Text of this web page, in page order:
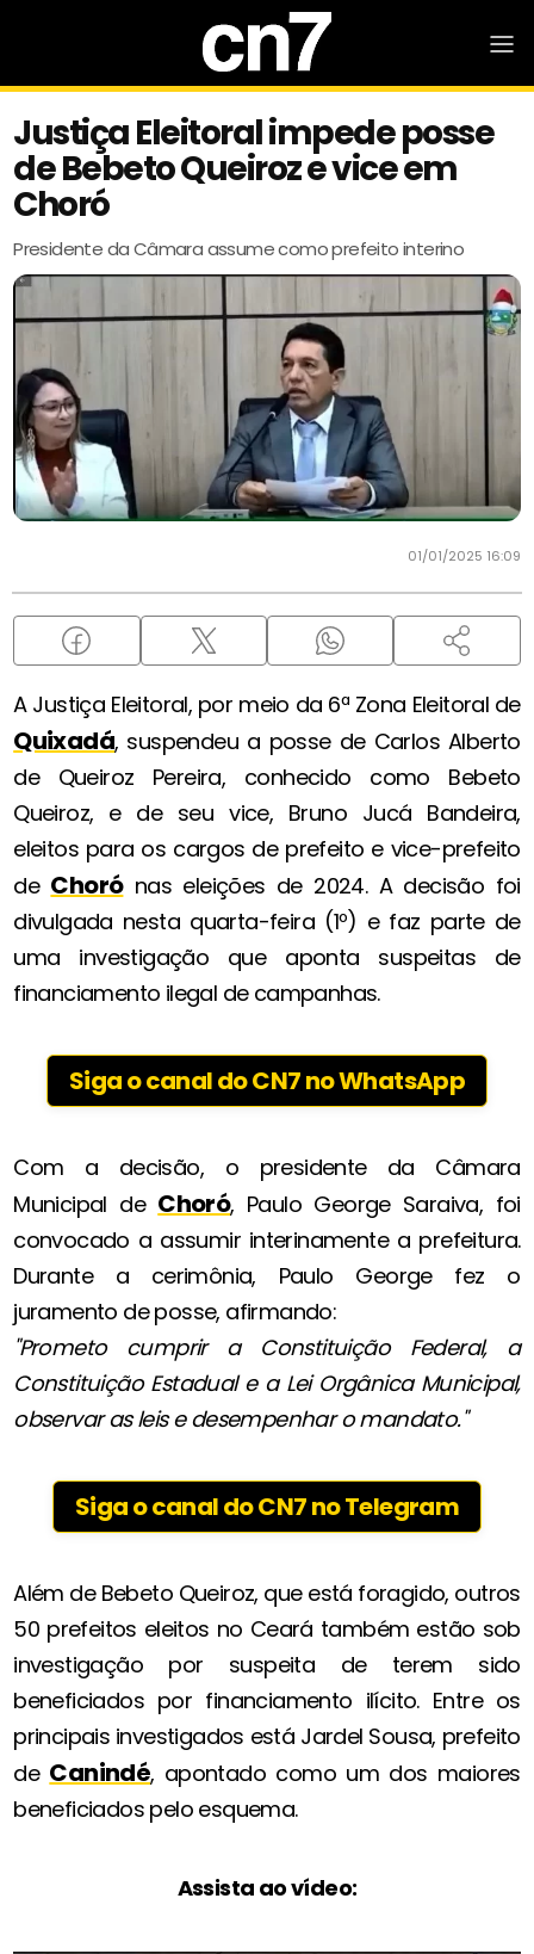
Justiça Eleitoral impede posse
de Bebeto Queiroz e vice em
Choró
Presidente da Câmara assume como prefeito interino
01/01/2025 16:09
A Justiça Eleitoral, por meio da 6ª Zona Eleitoral de
Quixadá, suspendeu a posse de Carlos Alberto
de Queiroz Pereira, conhecido como Bebeto
Queiroz, e de seu vice, Bruno Jucá Bandeira,
eleitos para os cargos de prefeito e vice-prefeito
de Chorónas eleições de 2024. A decisão foi
divulgada nesta quarta-feira (1º) e faz parte de
uma investigação que aponta suspeitas de
financiamento ilegal de campanhas.
Siga o canal do CN7 no WhatsApp
Com a decisão, o presidente da Câmara
Municipal de Choró, Paulo George Saraiva, foi
convocado a assumir interinamente a prefeitura.
Durante a cerimônia, Paulo George fez o
juramento de posse, afirmando:
"Prometo cumprir a Constituição Federal, a
Constituição Estadual e a Lei Orgânica Municipal,
observar as leis e desempenhar o mandato."
Siga o canal do CN7 no Telegram
Além de Bebeto Queiroz, que está foragido, outros
50 prefeitos eleitos no Ceará também estão sob
investigação por suspeita de terem sido
beneficiados por financiamento ilícito. Entre os
principais investigados está Jardel Sousa, prefeito
de Canindé, apontado como um dos maiores
beneficiados pelo esquema.
Assista ao vídeo: